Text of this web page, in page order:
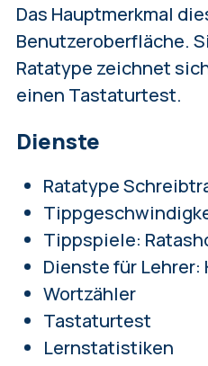
Das Hauptmerkmal
Benutzeroberfläche.
Ratatype zeichnet
einen Tastaturtest.
Dienste
Ratatype
Tippspiele:
Dienste für Lehrer:
Wortzähler
Tastaturtest
Lernstatistiken